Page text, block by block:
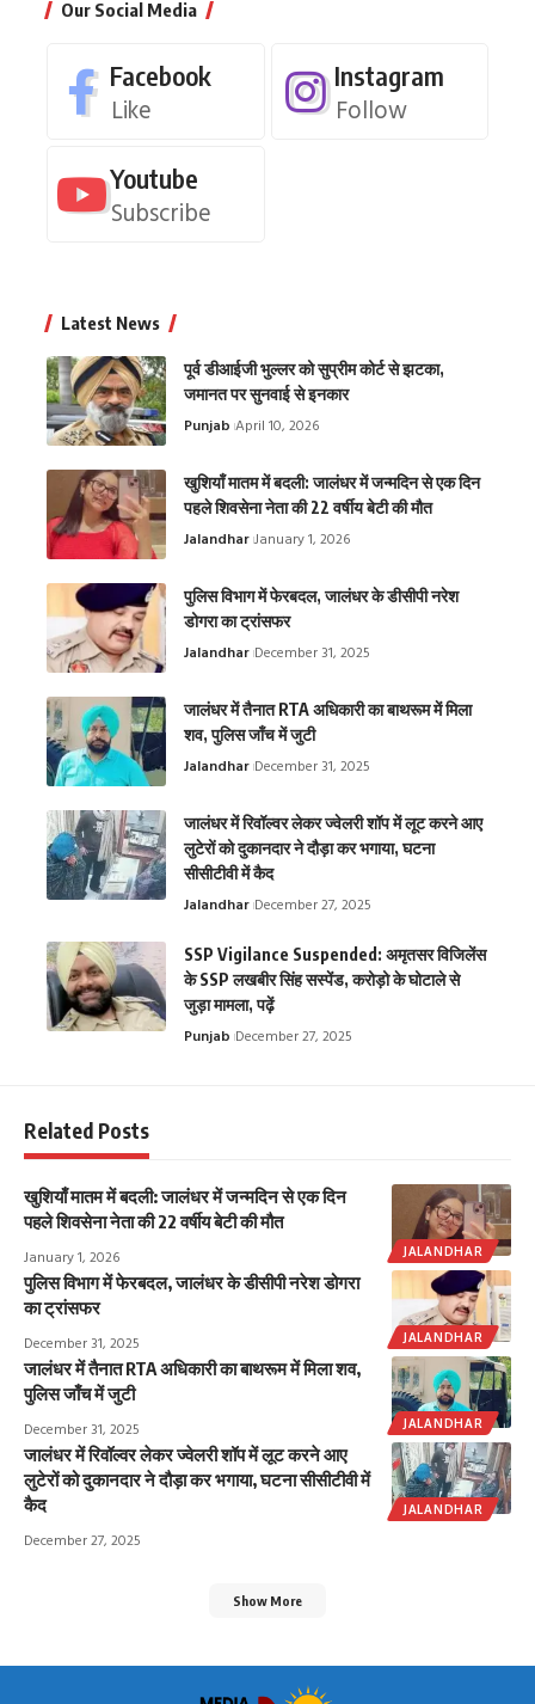
Our Social Media
Facebook
Like
Instagram
Follow
Youtube
Subscribe
Latest News
पूर्व डीआईजी भुल्लर को सुप्रीम कोर्ट से झटका,
जमानत पर सुनवाई से इनकार
Punjab April 10, 2026
खुशियाँ मातम में बदली: जालंधर में जन्मदिन से एक दिन
पहले शिवसेना नेता की 22 वर्षीय बेटी की मौत
Jalandhar January 1, 2026
पुलिस विभाग में फेरबदल, जालंधर के डीसीपी नरेश
डोगरा का ट्रांसफर
Jalandhar December 31, 2025
जालंधर में तैनात RTA अधिकारी का बाथरूम में मिला
शव, पुलिस जाँच में जुटी
Jalandhar December 31, 2025
जालंधर में रिवॉल्वर लेकर ज्वेलरी शॉप में लूट करने आए
लुटेरों को दुकानदार ने दौड़ा कर भगाया, घटना
सीसीटीवी में कैद
Jalandhar December 27, 2025
SSP Vigilance Suspended: अमृतसर विजिलेंस
के SSP लखबीर सिंह सस्पेंड, करोड़ो के घोटाले से
जुड़ा मामला, पढ़ें
Punjab December 27, 2025
Related Posts
JALANDHAR
खुशियाँ मातम में बदली: जालंधर में जन्मदिन से एक दिन
पहले शिवसेना नेता की 22 वर्षीय बेटी की मौत
January 1, 2026
JALANDHAR
पुलिस विभाग में फेरबदल, जालंधर के डीसीपी नरेश डोगरा
का ट्रांसफर
December 31, 2025
JALANDHAR
जालंधर में तैनात RTA अधिकारी का बाथरूम में मिला शव,
पुलिस जाँच में जुटी
December 31, 2025
JALANDHAR
जालंधर में रिवॉल्वर लेकर ज्वेलरी शॉप में लूट करने आए
लुटेरों को दुकानदार ने दौड़ा कर भगाया, घटना सीसीटीवी में
कैद
December 27, 2025
Show More